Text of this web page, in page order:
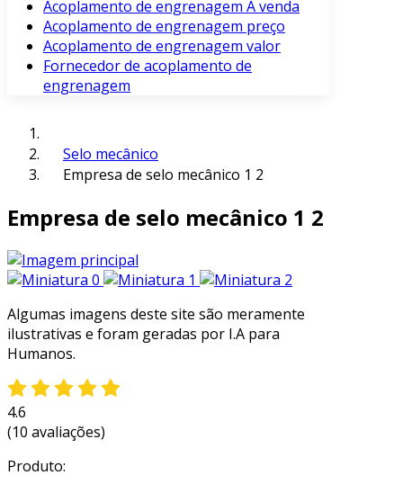
Acoplamento de engrenagem À venda
Acoplamento de engrenagem preço
Acoplamento de engrenagem valor
Fornecedor de acoplamento de
engrenagem
Selo mecânico
Empresa de selo mecânico 1 2
Empresa de selo mecânico 1 2
Algumas imagens deste site são meramente
ilustrativas e foram geradas por I.A para
Humanos.
4.6
(10 avaliações)
Produto: